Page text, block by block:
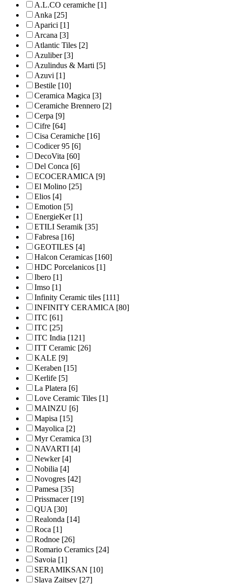
A.L.CO ceramiche [1]
Anka [25]
Aparici [1]
Arcana [3]
Atlantic Tiles [2]
Azuliber[3]
Azulindus & Marti [5]
Azuvi [1]
Bestile [10]
Ceramica Magica [3]
Ceramiche Brennero [2]
Cerpa [9]
Cifre [64]
Cisa Ceramiche [16]
Codicer 95 [6]
DecoVita [60]
Del Conca [6]
ECOCERAMICA[9]
El Molino [25]
Elios [4]
Emotion [5]
EnergieKer[1]
ETILI Seramik [35]
Fabresa [16]
GEOTILES [4]
Halcon Ceramicas [160]
HDC Porcelanicos [1]
Ibero [1]
Imso [1]
Infinity Ceramic tiles [111]
INFINITY CERAMICA[80]
ITC [61]
ITC [25]
ITC India [121]
ITT Ceramic [26]
KALE [9]
Keraben [15]
Kerlife [5]
La Platera [6]
Love Ceramic Tiles [1]
MAINZU [6]
Mapisa [15]
Mayolica [2]
Myr Ceramica [3]
NAVARTI [4]
Newker[4]
Nobilia [4]
Novogres [42]
Pamesa [35]
Prissmacer[19]
QUA[30]
Realonda [14]
Roca [1]
Rodnoe [26]
Romario Ceramics [24]
Savoia [1]
SERAMIKSAN [10]
Slava Zaitsev [27]